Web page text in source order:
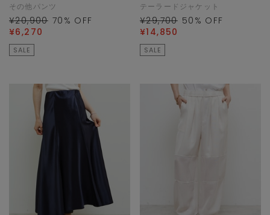
その他パンツ
¥20,900 70 % OFF
¥6,270
SALE
テーラードジャケット
¥29,700 50 % OFF
¥14,850
SALE